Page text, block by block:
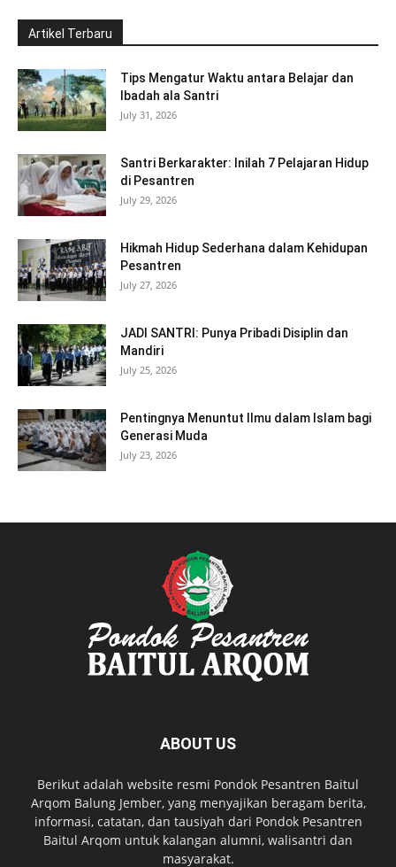
Artikel Terbaru
Tips Mengatur Waktu antara Belajar dan
Ibadah ala Santri
July 31, 2026
Santri Berkarakter: Inilah 7 Pelajaran Hidup
di Pesantren
July 29, 2026
Hikmah Hidup Sederhana dalam Kehidupan
Pesantren
July 27, 2026
JADI SANTRI: Punya Pribadi Disiplin dan
Mandiri
July 25, 2026
Pentingnya Menuntut Ilmu dalam Islam bagi
Generasi Muda
July 23, 2026
ABOUT US
Berikut adalah website resmi Pondok Pesantren Baitul
Arqom Balung Jember, yang menyajikan beragam berita,
informasi, catatan, dan tausiyah dari Pondok Pesantren
Baitul Arqom untuk kalangan alumni, walisantri dan
masyarakat.